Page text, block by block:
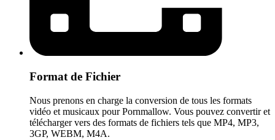
Format de Fichier
Nous prenons en charge la conversion de tous les formats
vidéo et musicaux pour Pornmallow. Vous pouvez convertir et
télécharger vers des formats de fichiers tels que MP4, MP3,
3GP, WEBM, M4A.